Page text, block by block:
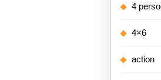
4
4×6
action